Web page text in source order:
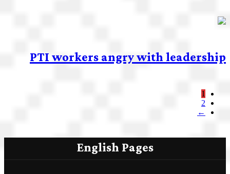
PTI workers angry with leadership
1
2
←
English Pages